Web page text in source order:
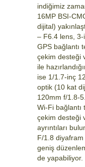
indiğimiz
16MP BSI-
dijital)
– F6.4 lens,
GPS bağlantı
çekim desteği
ile
ise 1/1.7-inç
optik (10 kat
120mm f/1.8-
Wi-Fi bağlantı
çekim desteği
ayrıntıları
F/1.8
geniş
de yapabiliyor.